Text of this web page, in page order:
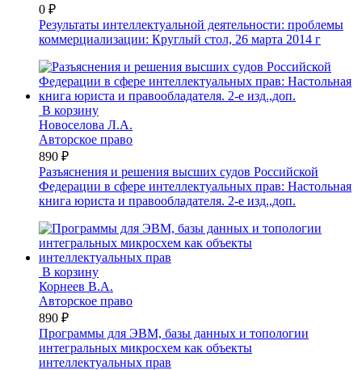
0 ₽
Результаты интеллектуальной деятельности: проблемы
коммерциализации: Круглый стол, 26 марта 2014 г
В корзину
Новоселова Л.А.
Авторское право
890 ₽
Разъяснения и решения высших судов Российской
Федерации в сфере интеллектуальных прав: Настольная
книга юриста и правообладателя. 2-е изд.,доп.
В корзину
Корнеев В.А.
Авторское право
890 ₽
Программы для ЭВМ, базы данных и топологии
интегральных микросхем как объекты
интеллектуальных прав